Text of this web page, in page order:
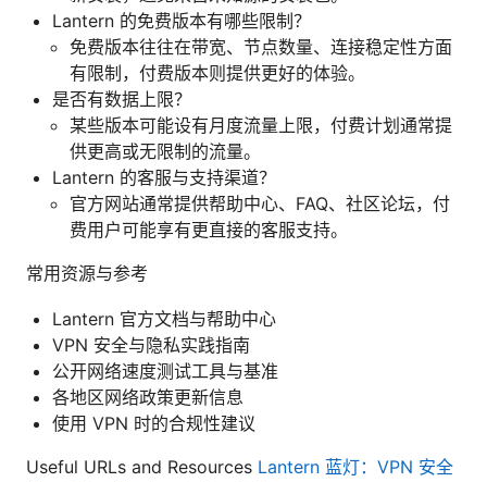
Lantern 的免费版本有哪些限制？
免费版本往往在带宽、节点数量、连接稳定性方面
有限制，付费版本则提供更好的体验。
是否有数据上限？
某些版本可能设有月度流量上限，付费计划通常提
供更高或无限制的流量。
Lantern 的客服与支持渠道？
官方网站通常提供帮助中心、FAQ、社区论坛，付
费用户可能享有更直接的客服支持。
常用资源与参考
Lantern 官方文档与帮助中心
VPN 安全与隐私实践指南
公开网络速度测试工具与基准
各地区网络政策更新信息
使用 VPN 时的合规性建议
Useful URLs and Resources Lantern 蓝灯：VPN 安全